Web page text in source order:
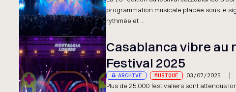
programmation musicale placée sous le
rythmée et ...
Casablanca vibre au
Festival 2025
ARCHIVE MUSIQUE 03/07/2025
Plus de 25.000 festivaliers sont attendus